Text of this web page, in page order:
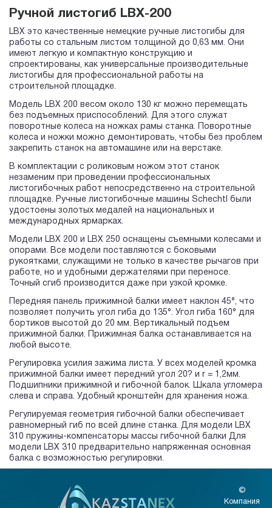
Ручной листогиб LBX-200
LBX это качественные немецкие ручные листогибы для
работы со стальным листом толщиной до 0,63 мм. Они
имеют легкую и компактную конструкцию и
спроектированы, как универсальные производительные
листогибы для профессиональной работы на
строительной площадке.
Модель LBX 200 весом около 130 кг можно перемещать
без подъемных приспособлений. Для этого служат
поворотные колеса на ножках рамы станка. Поворотные
колеса и ножки можно демонтировать, чтобы без проблем
закрепить станок на автомашине или на верстаке.
В комплектации с роликовым ножом этот станок
незаменим при проведении профессиональных
листогибочных работ непосредственно на строительной
площадке. Ручные листогибочные машины Schechtl были
удостоены золотых медалей на национальных и
международных ярмарках.
Модели LBX 200 и LBX 250 оснащены съемными колесами и
опорами. Все модели поставляются с боковыми
рукоятками, служащими не только в качестве рычагов при
работе, но и удобными держателями при переносе.
Точный сгиб производится даже при узкой кромке.
Передняя панель прижимной балки имеет наклон 45°, что
позволяет получить угол гиба до 135°. Угол гиба 160° для
бортиков высотой до 20 мм. Вертикальный подъем
прижимной балки. Прижимная балка останавливается на
любой высоте.
Регулировка усилия зажима листа. У всех моделей кромка
прижимной балки имеет передний угол 20? и r = 1,2мм.
Подшипники прижимной и гибочной балок. Шкала угломера
слева и справа. Удобный кронштейн для хранения ножа.
Регулируемая геометрия гибочной балки обеспечивает
равномерный гиб по всей длине станка. Для модели LBX
310 пружины-компенсаторы массы гибочной балки Для
модели LBX 310 предварительно напряженная основная
балка с возможностью регулировки.
©
Компания